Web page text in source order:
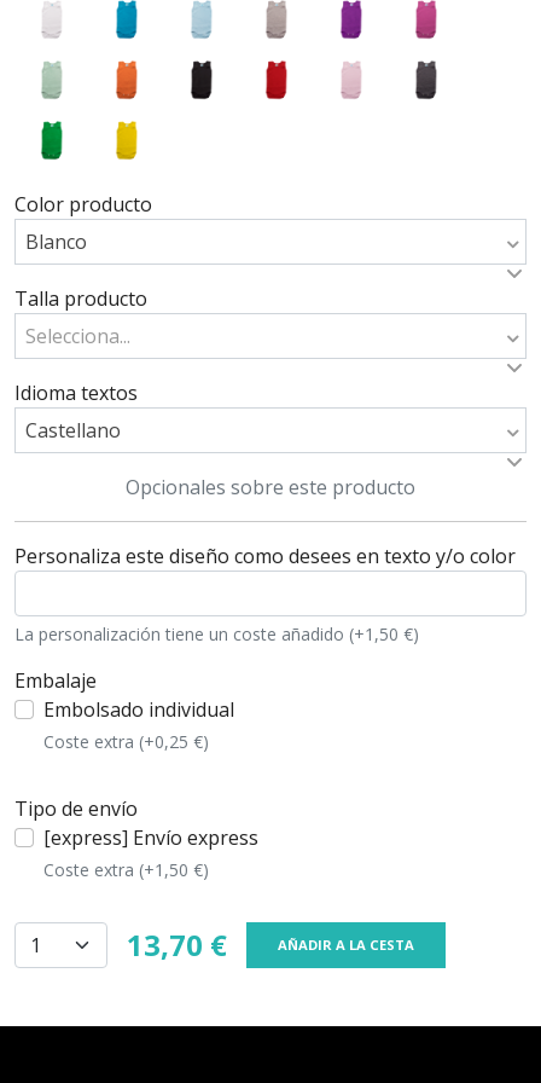
Color producto
Blanco
Talla producto
Selecciona...
Idioma textos
Castellano
Opcionales sobre este producto
Personaliza este diseño como desees en texto y/o color
La personalización tiene un coste añadido (+1,50 €)
Embalaje
Embolsado individual
Coste extra (+0,25 €)
Tipo de envío
[express] Envío express
Coste extra (+1,50 €)
13,70 € AÑADIR A LA CESTA